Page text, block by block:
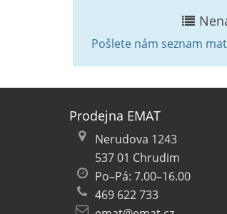
Pošlete nám seznam
Prodejna EMAT
Nerudova 1243
537 01 Chrudim
Po–Pá: 7.00–16.00
469 622 733